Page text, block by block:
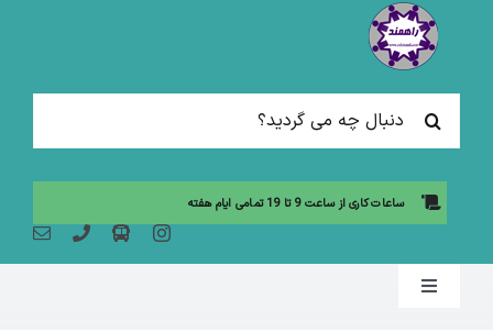
جستجو
برای:
ساعات کاری از ساعت 9 تا 19 تمامی ایام هفته
Toggle